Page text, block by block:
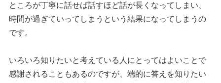
ところが丁寧に話せば話すほど話が長くなってしまい、
時間が過ぎていってしまうという結果になってしまうの
です。
いろいろ知りたいと考えている人にとってはよいことで
感謝されることもあるのですが、端的に答えを知りたい